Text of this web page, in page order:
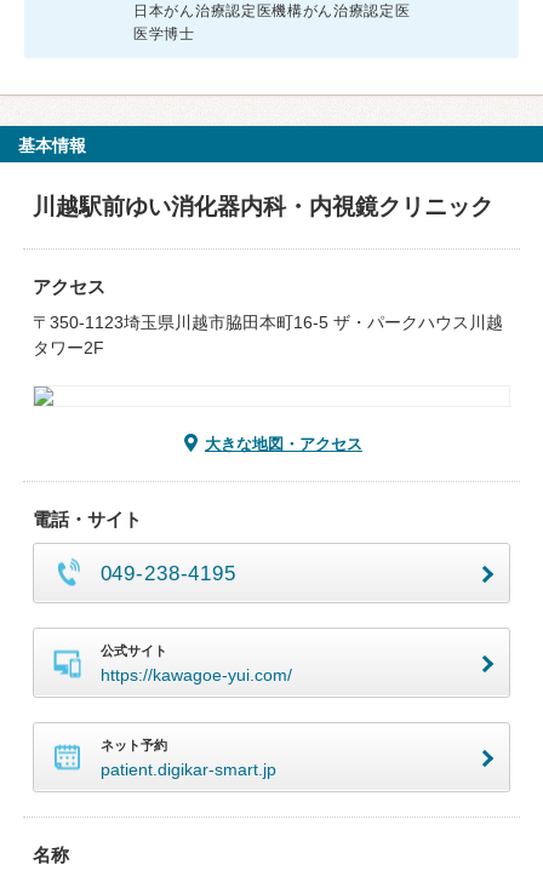
日本がん治療認定医機構がん治療認定医
医学博士
基本情報
川越駅前ゆい消化器内科・内視鏡クリニック
アクセス
〒350-1123埼玉県川越市脇田本町16-5 ザ・パークハウス川越
タワー2F
大きな地図・アクセス
電話・サイト
049-238-4195
公式サイト
https://kawagoe-yui.com/
ネット予約
patient.digikar-smart.jp
名称